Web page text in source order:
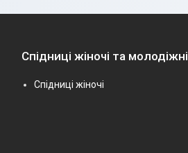
Спідниці жіночі та молодіжні
Спідниці жіночі